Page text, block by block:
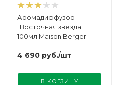
Аромадиффузор
"Восточная звезда"
100мл Maison Berger
4 690 руб./шт
В КОРЗИНУ